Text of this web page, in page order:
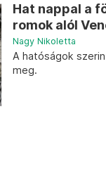
Hat nappal a
romok alól
Nagy Nikoletta
A hatóságok
meg.